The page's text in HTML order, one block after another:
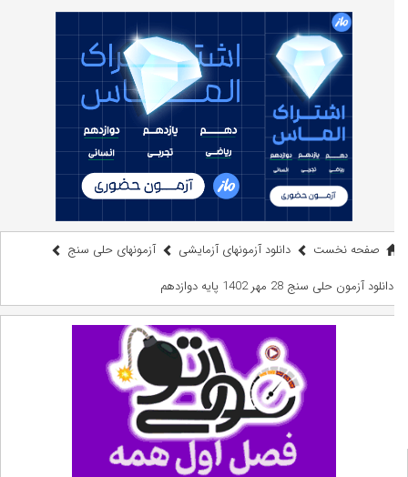
صفحه نخست دانلود آزمونهای آزمایشی
آزمونهای حلی سنج
دانلود آزمون حلی سنج 28 مهر 1402 پایه دوازدهم